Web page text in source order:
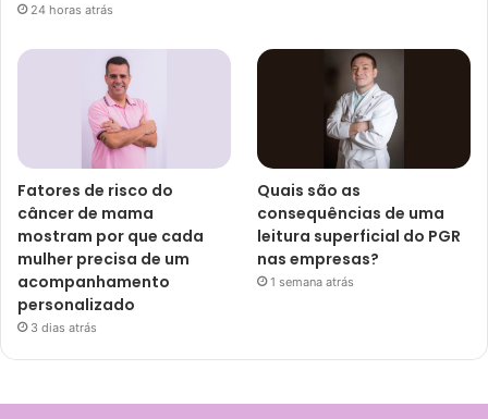
24 horas atrás
Fatores de risco do
câncer de mama
mostram por que cada
mulher precisa de um
acompanhamento
personalizado
3 dias atrás
Quais são as
consequências de uma
leitura superficial do PGR
nas empresas?
1 semana atrás